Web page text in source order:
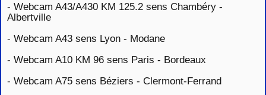
- Webcam A43/A430 KM 125.2 sens Chambéry -
Albertville
- Webcam A43 sens Lyon - Modane
- Webcam A10 KM 96 sens Paris - Bordeaux
- Webcam A75 sens Béziers - Clermont-Ferrand